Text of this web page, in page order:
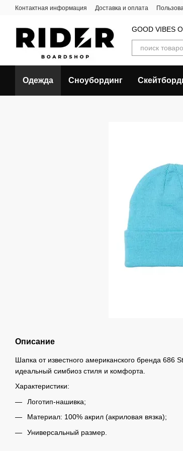
Перейти к основному контенту
Контактная информация Доставка и оплата
GOOD VIBES
Одежда Сноубординг
Описание
Шапка от известного американского бренда 686
идеальный симбиоз стиля и комфорта.
Характеристики:
Логотип-нашивка;
Материал: 100% акрил (акриловая вязка);
Универсальный размер.